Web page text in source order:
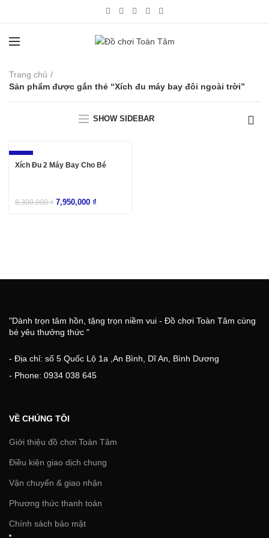
Trang chủ
Sản phẩm được gắn thẻ “Xích đu máy bay đôi ngoài trời”
SHOW SIDEBAR
-4%
Xích Đu 2 Máy Bay Cho Bé
8,300,000₫ 7,950,000 ₫
"Dành trọn tâm hồn, tặng trọn niềm vui - Đồ chơi Toàn Tâm cùng
bé yêu thưởng thức "
- Địa chỉ: số 5 Quốc Lộ 1a ,An Bình, Dĩ An, Bình Dương
- Phone: 0934 038 645
VỀ CHÚNG TÔI
Giới thiệu đồ chơi Toàn Tâm
Điều kiện giao dịch chung
Vận chuyển & giao nhận
Phương thức thanh toán
Chính sách bảo mật